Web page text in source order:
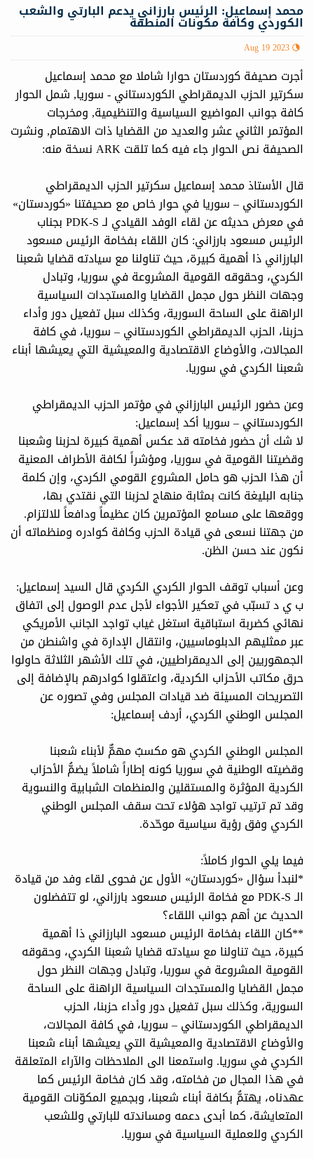
محمد إسماعيل: الرئيس بارزاني يدعم البارتي والشعب
الكوردي وكافة مكونات المنطقة
Aug 19 2023
أجرت صحيفة كوردستان حوارا شاملا مع محمد إسماعيل
سكرتير الحزب الديمقراطي الكوردستاني - سوريا, شمل الحوار
كافة جوانب المواضيع السياسية والتنظيمية, ومخرجات
المؤتمر الثاني عشر والعديد من القضايا ذات الاهتمام, ونشرت
الصحيفة نص الحوار جاء فيه كما تلقت ARK نسخة منه:
قال الأستاذ محمد إسماعيل سكرتير الحزب الديمقراطي
الكوردستاني – سوريا في حوار خاص مع صحيفتنا «كوردستان»
في معرض حديثه عن لقاء الوفد القيادي لـ PDK-S بجناب
الرئيس مسعود بارزاني: كان اللقاء بفخامة الرئيس مسعود
البارزاني ذا أهمية كبيرة، حيث تناولنا مع سيادته قضايا شعبنا
الكردي، وحقوقه القومية المشروعة في سوريا، وتبادل
وجهات النظر حول مجمل القضايا والمستجدات السياسية
الراهنة على الساحة السورية، وكذلك سبل تفعيل دور وأداء
حزبنا، الحزب الديمقراطي الكوردستاني – سوريا، في كافة
المجالات، والأوضاع الاقتصادية والمعيشية التي يعيشها أبناء
شعبنا الكردي في سوريا.
وعن حضور الرئيس البارزاني في مؤتمر الحزب الديمقراطي
الكوردستاني – سوريا أكد إسماعيل:
لا شك أن حضور فخامته قد عكس أهمية كبيرة لحزبنا وشعبنا
وقضيتنا القومية في سوريا، ومؤشراً لكافة الأطراف المعنية
أن هذا الحزب هو حامل المشروع القومي الكردي، وإن كلمة
جنابه البليغة كانت بمثابة منهاج لحزبنا التي نقتدي بها،
ووقعها على مسامع المؤتمرين كان عظيماً ودافعاً للالتزام.
من جهتنا نسعى في قيادة الحزب وكافة كوادره ومنظماته أن
نكون عند حسن الظن.
وعن أسباب توقف الحوار الكردي الكردي قال السيد إسماعيل:
ب ي د تسبّب في تعكير الأجواء لأجل عدم الوصول إلى اتفاق
نهائي كضربة استباقية استغل غياب تواجد الجانب الأمريكي
عبر ممثليهم الدبلوماسيين، وانتقال الإدارة في واشنطن من
الجمهوريين إلى الديمقراطيين، في تلك الأشهر الثلاثة حاولوا
حرق مكاتب الأحزاب الكردية، واعتقلوا كوادرهم بالإضافة إلى
التصريحات المسيئة ضد قيادات المجلس وفي تصوره عن
المجلس الوطني الكردي، أردف إسماعيل:
المجلس الوطني الكردي هو مكسبٌ مهمٌّ لأبناء شعبنا
وقضيته الوطنية في سوريا كونه إطاراً شاملاً يضمُّ الأحزاب
الكردية المؤثرة والمستقلين والمنظمات الشبابية والنسوية
وقد تم ترتيب تواجد هؤلاء تحت سقف المجلس الوطني
الكردي وفق رؤية سياسية موحّدة.
فيما يلي الحوار كاملاً:
*لنبدأ سؤال «كوردستان» الأول عن فحوى لقاء وفد من قيادة
الـ PDK-S مع فخامة الرئيس مسعود بارزاني، لو تتفضلون
الحديث عن أهم جوانب اللقاء؟
**كان اللقاء بفخامة الرئيس مسعود البارزاني ذا أهمية
كبيرة، حيث تناولنا مع سيادته قضايا شعبنا الكردي، وحقوقه
القومية المشروعة في سوريا، وتبادل وجهات النظر حول
مجمل القضايا والمستجدات السياسية الراهنة على الساحة
السورية، وكذلك سبل تفعيل دور وأداء حزبنا، الحزب
الديمقراطي الكوردستاني – سوريا، في كافة المجالات،
والأوضاع الاقتصادية والمعيشية التي يعيشها أبناء شعبنا
الكردي في سوريا. واستمعنا الى الملاحظات والآراء المتعلقة
في هذا المجال من فخامته، وقد كان فخامة الرئيس كما
عهدناه، يهتمُّ بكافة أبناء شعبنا، وبجميع المكوّنات القومية
المتعايشة، كما أبدى دعمه ومساندته للبارتي وللشعب
الكردي وللعملية السياسية في سوريا.